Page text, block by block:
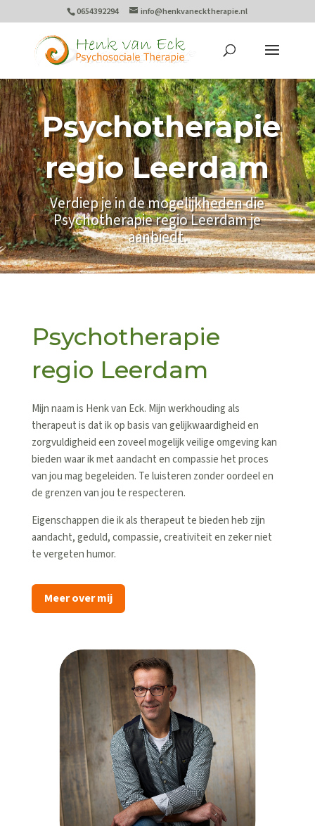
0654392294 info@henkvanecktherapie.nl
Psychotherapie
regio Leerdam
Verdiep je in de mogelijkheden die
Psychotherapie regio Leerdam je
aanbiedt.
Psychotherapie
regio Leerdam
Mijn naam is Henk van Eck. Mijn werkhouding als
therapeut is dat ik op basis van gelijkwaardigheid en
zorgvuldigheid een zoveel mogelijk veilige omgeving kan
bieden waar ik met aandacht en compassie het proces
van jou mag begeleiden. Te luisteren zonder oordeel en
de grenzen van jou te respecteren.
Eigenschappen die ik als therapeut te bieden heb zijn
aandacht, geduld, compassie, creativiteit en zeker niet
te vergeten humor.
Meer over mij